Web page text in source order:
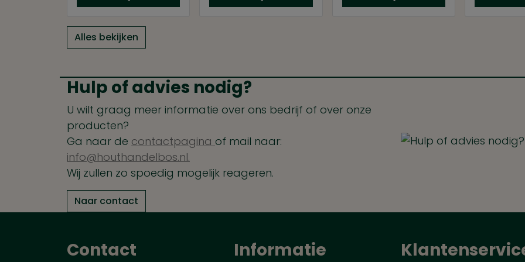
Alles bekijken
Hulp of advies nodig?
U wilt graag meer informatie over ons bedrijf of over onze
producten?
Ga naar de contactpagina of mail naar:
info@houthandelbos.nl.
Wij zullen zo spoedig mogelijk reageren.
Naar contact
Contact Informatie